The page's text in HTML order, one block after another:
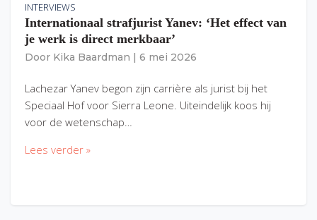
INTERVIEWS
Internationaal strafjurist Yanev: ‘Het effect van
je werk is direct merkbaar’
Door Kika Baardman 6 mei 2026
Lachezar Yanev begon zijn carrière als jurist bij het
Speciaal Hof voor Sierra Leone. Uiteindelijk koos hij
voor de wetenschap…
Lees verder »